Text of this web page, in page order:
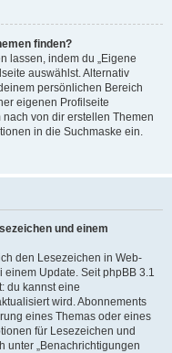
finden?
lassen, indem du „Eigene
auswählst. Alternativ
persönlichen Bereich
eigenen Profilseite
von dir erstellen Themen
in die Suchmaske ein.
und einem
den Lesezeichen in Web-
einem Update. Seit phpBB 3.1
du kannst eine
wird. Abonnements
eines Themas oder eines
für Lesezeichen und
unter „Benachrichtigungen